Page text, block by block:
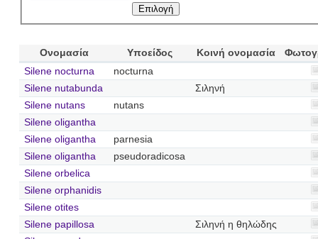
Ονομασία Υποείδος Κοινή ονομασία
Silene nocturna
nocturna
Silene nutabunda
Σιληνή
Silene nutans
nutans
Silene oligantha
Silene oligantha
parnesia
Silene oligantha
pseudoradicosa
Silene orbelica
Silene orphanidis
Silene otites
Silene papillosa
Σιληνή η θηλώδης